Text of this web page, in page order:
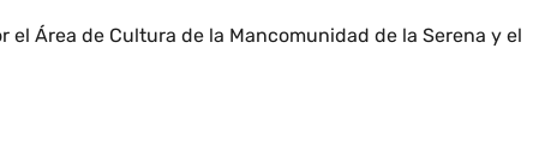
Área de Cultura de la Mancomunidad de la Serena y el